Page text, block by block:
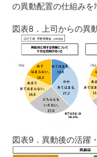
の異動配置の仕組みを
図表8．上司からの異
図表9．異動後の活躍